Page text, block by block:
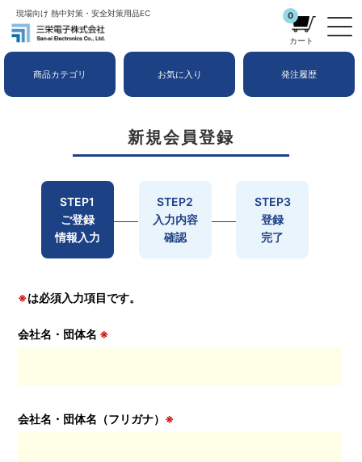
現場向け 熱中対策・安全対策用品EC 0
カート
商品カテゴリ お気に入り 発注履歴
新規会員登録
STEP1
ご登録
情報入力
STEP2
入力内容
確認
STEP3
登録
完了
※は必須入力項目です。
会社名・団体名 ※
会社名・団体名（フリガナ） ※